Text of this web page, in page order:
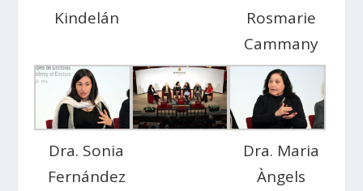
Kindelán
Rosmarie
Cammany
Dra. Sonia
Fernández
Dra. Maria
Àngels